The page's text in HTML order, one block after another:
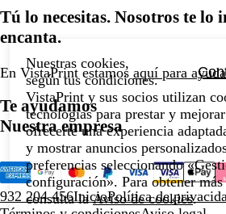
Tú lo necesitas. Nosotros te lo
encanta.
En VistaPrint estamos aquí para
Te ayudamos
Nuestra empresa
932 204 456InicioPolítica de
Nuestras cookies,
según tus condiciones.
VistaPrint y sus socios utilizan
tecnologías para prestar y
ofrecerte una experiencia
y mostrar anuncios
preferencias seleccionando
configuración». Para obtener
consulta laAviso de cookies.